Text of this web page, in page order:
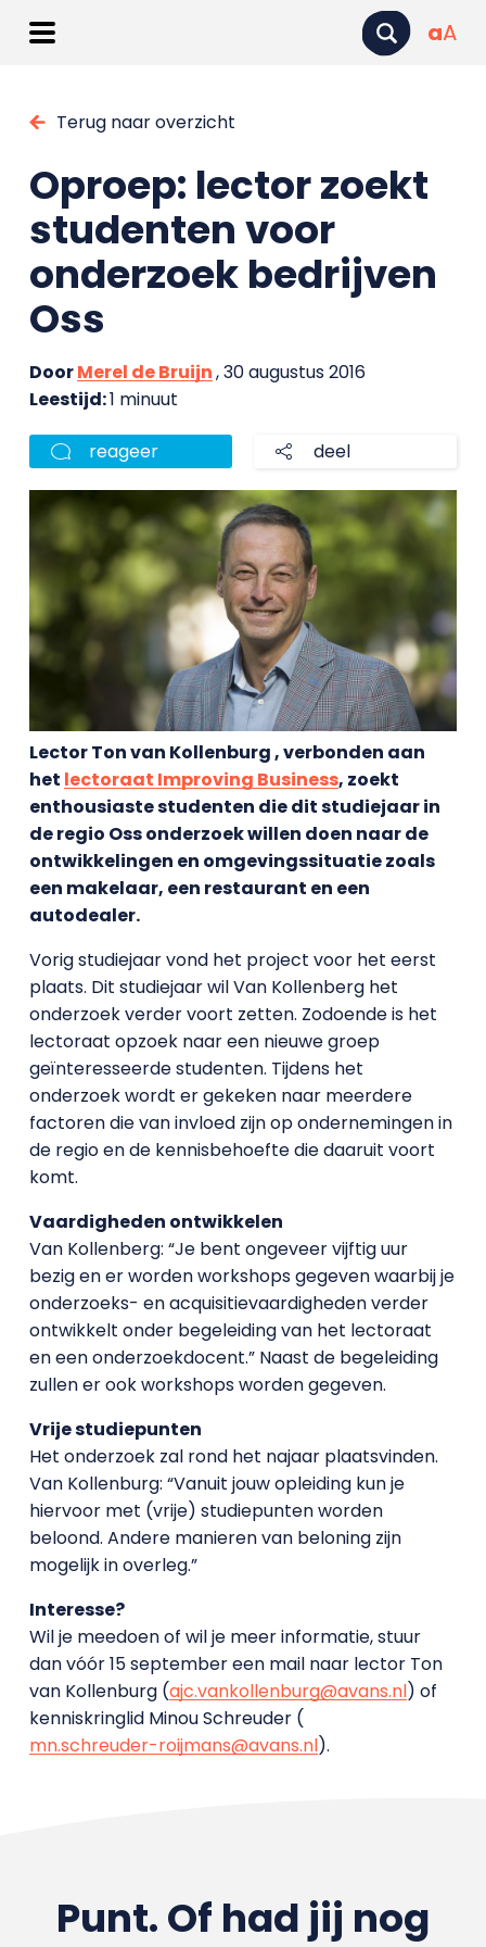
aA
Terug naar overzicht
Oproep: lector zoekt
studenten voor
onderzoek bedrijven
Oss
DoorMerel de Bruijn, 30 augustus 2016
Leestijd:1 minuut
reageer deel
Lector Ton van Kollenburg , verbonden aan
het lectoraat Improving Business, zoekt
enthousiaste studenten die dit studiejaar in
de regio Oss onderzoek willen doen naar de
ontwikkelingen en omgevingssituatie zoals
een makelaar, een restaurant en een
autodealer.
Vorig studiejaar vond het project voor het eerst
plaats. Dit studiejaar wil Van Kollenberg het
onderzoek verder voort zetten. Zodoende is het
lectoraat opzoek naar een nieuwe groep
geïnteresseerde studenten. Tijdens het
onderzoek wordt er gekeken naar meerdere
factoren die van invloed zijn op ondernemingen in
de regio en de kennisbehoefte die daaruit voort
komt.
Vaardigheden ontwikkelen
Van Kollenberg: “Je bent ongeveer vijftig uur
bezig en er worden workshops gegeven waarbij je
onderzoeks- en acquisitievaardigheden verder
ontwikkelt onder begeleiding van het lectoraat
en een onderzoekdocent.” Naast de begeleiding
zullen er ook workshops worden gegeven.
Vrije studiepunten
Het onderzoek zal rond het najaar plaatsvinden.
Van Kollenburg: “Vanuit jouw opleiding kun je
hiervoor met (vrije) studiepunten worden
beloond. Andere manieren van beloning zijn
mogelijk in overleg.”
Interesse?
Wil je meedoen of wil je meer informatie, stuur
dan vóór 15 september een mail naar lector Ton
van Kollenburg (ajc.vankollenburg@avans.nl) of
kenniskringlid Minou Schreuder (
mn.schreuder-roijmans@avans.nl).
Punt. Of had jij nog